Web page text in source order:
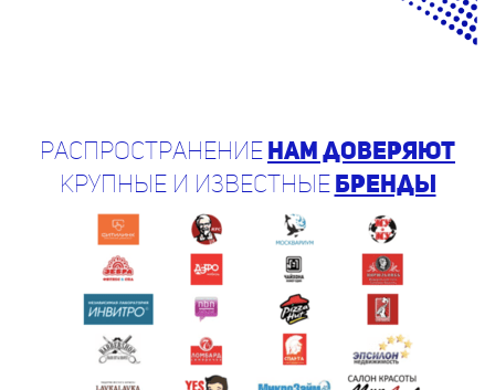
Распространениенам доверяют
крупные и известные бренды